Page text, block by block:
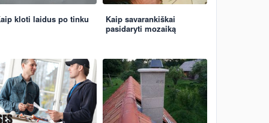
kloti laidus po tinku
Kaip savarankiškai
pasidaryti mozaiką